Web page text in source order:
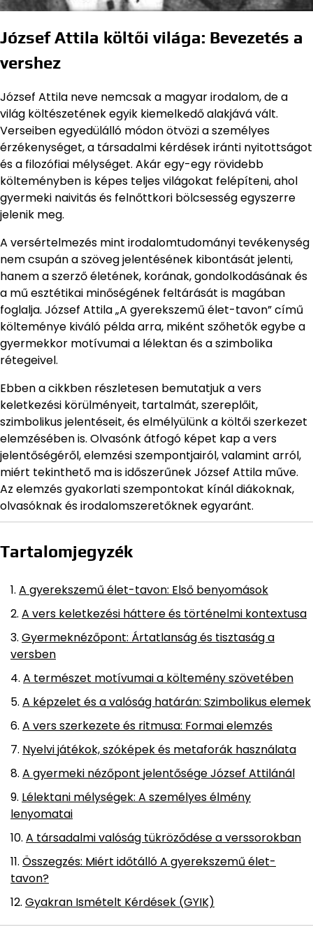
József Attila költői világa: Bevezetés a
vershez
József Attila neve nemcsak a magyar irodalom, de a
világ költészetének egyik kiemelkedő alakjává vált.
Verseiben egyedülálló módon ötvözi a személyes
érzékenységet, a társadalmi kérdések iránti nyitottságot
és a filozófiai mélységet. Akár egy-egy rövidebb
költeményben is képes teljes világokat felépíteni, ahol
gyermeki naivitás és felnőttkori bölcsesség egyszerre
jelenik meg.
A versértelmezés mint irodalomtudományi tevékenység
nem csupán a szöveg jelentésének kibontását jelenti,
hanem a szerző életének, korának, gondolkodásának és
a mű esztétikai minőségének feltárását is magában
foglalja. József Attila „A gyerekszemű élet-tavon” című
költeménye kiváló példa arra, miként szőhetők egybe a
gyermekkor motívumai a lélektan és a szimbolika
rétegeivel.
Ebben a cikkben részletesen bemutatjuk a vers
keletkezési körülményeit, tartalmát, szereplőit,
szimbolikus jelentéseit, és elmélyülünk a költői szerkezet
elemzésében is. Olvasónk átfogó képet kap a vers
jelentőségéről, elemzési szempontjairól, valamint arról,
miért tekinthető ma is időszerűnek József Attila műve.
Az elemzés gyakorlati szempontokat kínál diákoknak,
olvasóknak és irodalomszeretőknek egyaránt.
Tartalomjegyzék
A gyerekszemű élet-tavon: Első benyomások
A vers keletkezési háttere és történelmi kontextusa
Gyermeknézőpont: Ártatlanság és tisztaság a
versben
A természet motívumai a költemény szövetében
A képzelet és a valóság határán: Szimbolikus elemek
A vers szerkezete és ritmusa: Formai elemzés
Nyelvi játékok, szóképek és metaforák használata
A gyermeki nézőpont jelentősége József Attilánál
Lélektani mélységek: A személyes élmény
lenyomatai
A társadalmi valóság tükröződése a verssorokban
Összegzés: Miért időtálló A gyerekszemű élet-
tavon?
Gyakran Ismételt Kérdések (GYIK)